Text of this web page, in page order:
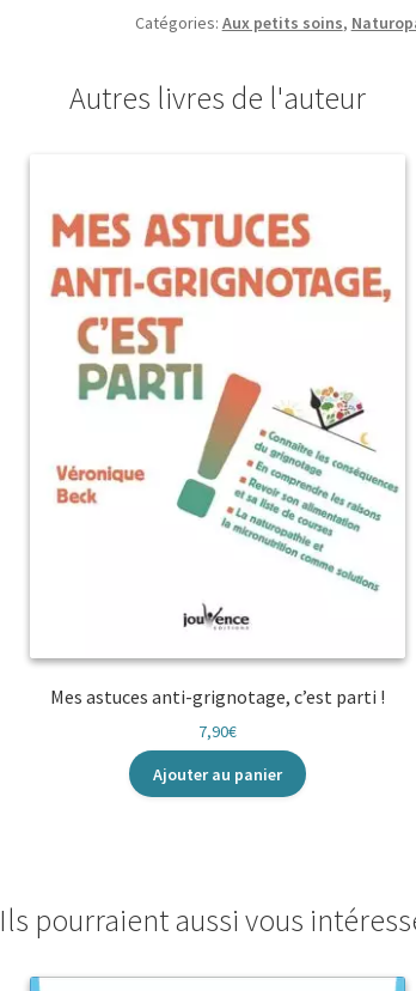
Catégories: Aux petits soins,
Autres livres de l'auteur
Mes astuces anti-grignotage, c’est parti !
7,90€
Ajouter au panier
Ils pourraient aussi vous